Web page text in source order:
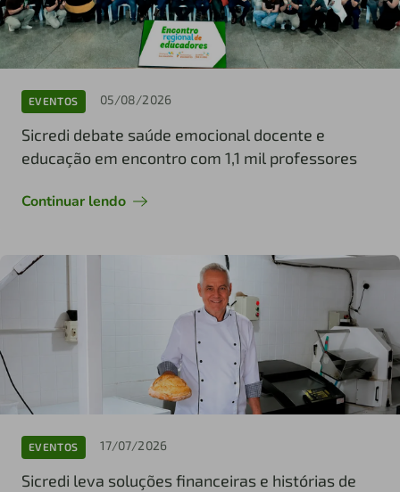
EVENTOS 05/08/2026
Sicredi debate saúde emocional docente e
educação em encontro com 1,1 mil professores
Continuar lendo
EVENTOS 17/07/2026
Sicredi leva soluções financeiras e histórias de